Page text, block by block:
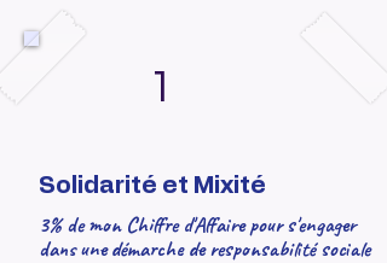
1
Solidarité et Mixité
3% de mon Chiffre d'Affaire pour s'engager
dans une démarche de responsabilité sociale